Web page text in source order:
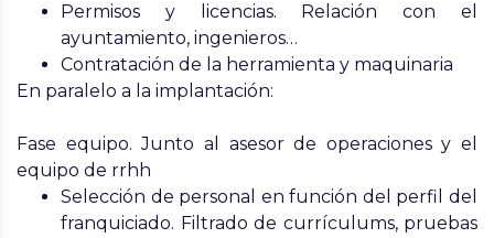
Permisos y licencias. Relación con el
ayuntamiento, ingenieros…
Contratación de la herramienta y maquinaria
En paralelo a la implantación:
Fase equipo. Junto al asesor de operaciones y el
equipo de rrhh
Selección de personal en función del perfil del
franquiciado. Filtrado de currículums, pruebas